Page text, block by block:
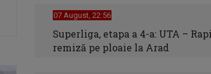
07 August, 22:56
Superliga, etapa a 4-a: UTA –
remiză pe ploaie la Arad